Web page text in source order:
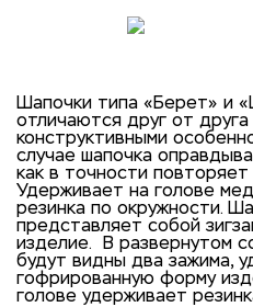
Шапочки типа «Берет» и
отличаются друг от друга
конструктивными
случае шапочка
как в точности
Удерживает на голове
резинка по окружности.
представляет собой
изделие. В развернутом
будут видны два зажима,
гофрированную форму
голове удерживает